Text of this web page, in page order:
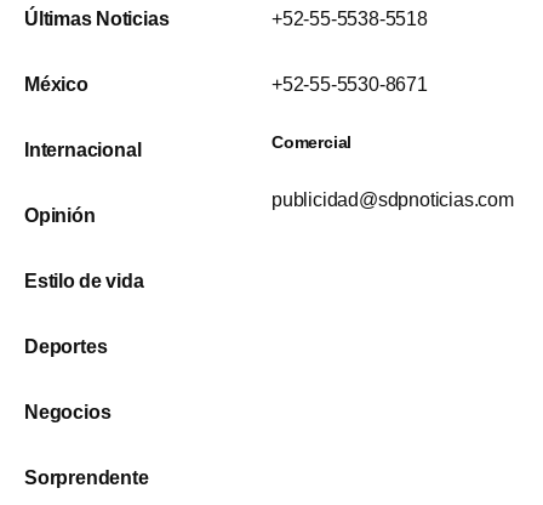
Últimas Noticias
México
Internacional
Opinión
Estilo de vida
Deportes
Negocios
Sorprendente
+52-55-5538-5518
+52-55-5530-8671
Comercial
publicidad@sdpnoticias.com